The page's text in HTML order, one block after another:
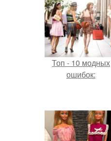
Топ - 10 модных
ошибок: